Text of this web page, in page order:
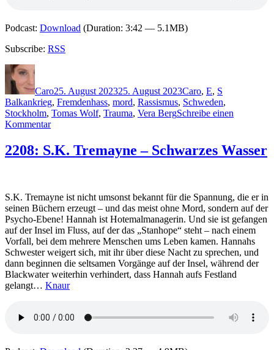
Podcast: Download (Duration: 3:42 — 5.1MB)
Subscribe: RSS
Autor
Caro25. August 202325. August 2023Caro, E, S
Balkankrieg, Fremdenhass, mord, Rassismus, Schweden,
Stockholm, Tomas Wolf, Trauma, Vera BergSchreibe einen
Kommentarzu
Pascal
Engman
–
Sommersonnenwende
2208: S.K. Tremayne – Schwarzes Wasser
S.K. Tremayne ist nicht umsonst bekannt für die Spannung, die er in
seinen Büchern erzeugt – und das meist ohne Mord, sondern auf der
Psycho-Ebene! Hannah ist Hotemalmanagerin. Und sie ist gefangen
auf der Insel im Fluss, auf der das „Stanhope“ steht – nach einem
Vorfall, bei dem mehrere Menschen ums Leben kamen. Hannahs
Schwester weigert sich, mit ihr über diese Nacht zu sprechen, und
dann beginnen die seltsamen Vorgänge auf der Insel, während der
Blackwater weiterhin verhindert, dass Hannah aufs Festland
gelangt… Knaur